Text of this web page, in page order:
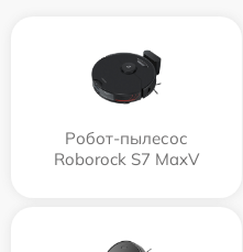
Робот-пылесос
Roborock S7 MaxV